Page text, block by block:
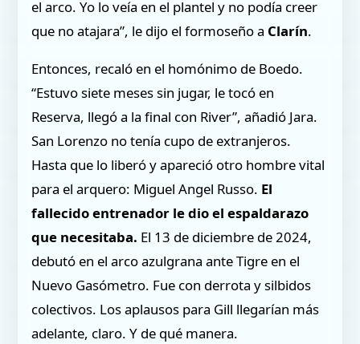
el arco. Yo lo veía en el plantel y no podía creer
que no atajara”, le dijo el formoseño a Clarín.
Entonces, recaló en el homónimo de Boedo.
“Estuvo siete meses sin jugar, le tocó en
Reserva, llegó a la final con River”, añadió Jara.
San Lorenzo no tenía cupo de extranjeros.
Hasta que lo liberó y apareció otro hombre vital
para el arquero: Miguel Angel Russo. El
fallecido entrenador le dio el espaldarazo
que necesitaba. El 13 de diciembre de 2024,
debutó en el arco azulgrana ante Tigre en el
Nuevo Gasómetro. Fue con derrota y silbidos
colectivos. Los aplausos para Gill llegarían más
adelante, claro. Y de qué manera.